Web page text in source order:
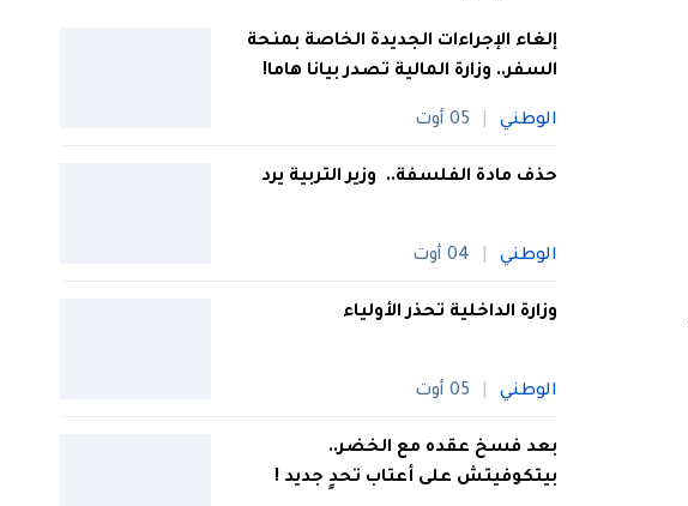
إلغاء الإجراءات الجديدة الخاصة بمنحة
السفر.. وزارة المالية تصدر بيانا هاما!
الوطني 05 أوت
حذف مادة الفلسفة.. وزير التربية يرد
الوطني 04 أوت
وزارة الداخلية تحذر الأولياء
الوطني 05 أوت
بعد فسخ عقده مع الخضر..
بيتكوفيتش على أعتاب تحدٍ جديد !